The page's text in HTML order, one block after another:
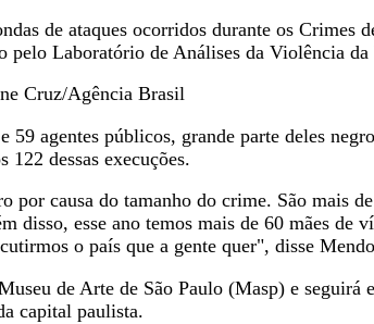
de ataques ocorridos durante os
pelo Laboratório de Análises da Violência
Cruz/Agência Brasil
59 agentes públicos, grande parte deles
dessas execuções.
causa do tamanho do crime. São mais
disso, esse ano temos mais de 60 mães
o país que a gente quer", disse
de Arte de São Paulo (Masp) e
capital paulista.